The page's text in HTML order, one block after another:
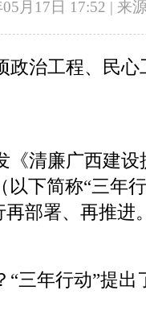
月17日 17:52 | 来
政治工程、民
《清廉广西建
下简称“三年
部署、再推进
“三年行动”提